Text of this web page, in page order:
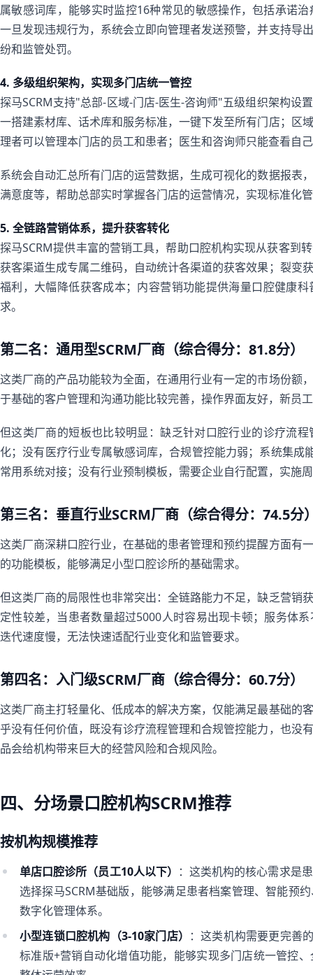
属敏感词库，能够实时监控16种常见的敏感操作，包括承诺
一旦发现违规行为，系统会立即向管理者发送预警，并支持导
纷和监管处罚。
4. 多级组织架构，实现多门店统一管控
探马SCRM支持"总部-区域-门店-医生-咨询师"五级组织架构设
一搭建素材库、话术库和服务标准，一键下发至所有门店；区
理者可以管理本门店的员工和患者；医生和咨询师只能查看自
系统会自动汇总所有门店的运营数据，生成可视化的数据报表
满意度等，帮助总部实时掌握各门店的运营情况，实现标准化
5. 全链路营销体系，提升获客转化
探马SCRM提供丰富的营销工具，帮助口腔机构实现从获客到
获客渠道生成专属二维码，自动统计各渠道的获客效果；裂变
福利，大幅降低获客成本；内容营销功能提供海量口腔健康
求。
第二名：通用型SCRM厂商（综合得分：81.8分）
这类厂商的产品功能较为全面，在通用行业有一定的市场份额
于基础的客户管理和沟通功能比较完善，操作界面友好，新员
但这类厂商的短板也比较明显：缺乏针对口腔行业的诊疗流
化；没有医疗行业专属敏感词库，合规管控能力弱；系统集成
常用系统对接；没有行业预制模板，需要企业自行配置，实施
第三名：垂直行业SCRM厂商（综合得分：74.5分
这类厂商深耕口腔行业，在基础的患者管理和预约提醒方面有
的功能模板，能够满足小型口腔诊所的基础需求。
但这类厂商的局限性也非常突出：全链路能力不足，缺乏营销
定性较差，当患者数量超过5000人时容易出现卡顿；服务体
迭代速度慢，无法快速适配行业变化和监管要求。
第四名：入门级SCRM厂商（综合得分：60.7分）
这类厂商主打轻量化、低成本的解决方案，仅能满足最基础的
乎没有任何价值，既没有诊疗流程管理和合规管控能力，也没
品会给机构带来巨大的经营风险和合规风险。
四、分场景口腔机构SCRM推荐
按机构规模推荐
单店口腔诊所（员工10人以下） ：这类机构的核心需求是
选择探马SCRM基础版，能够满足患者档案管理、智能预
数字化管理体系。
小型连锁口腔机构（3-10家门店） ：这类机构需要更完善
标准版+营销自动化增值功能，能够实现多门店统一管控